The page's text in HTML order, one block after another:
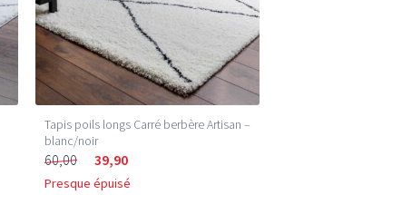
Tapis poils longs Carré berbère Artisan –
blanc/noir
60,00 39,90
Presque épuisé